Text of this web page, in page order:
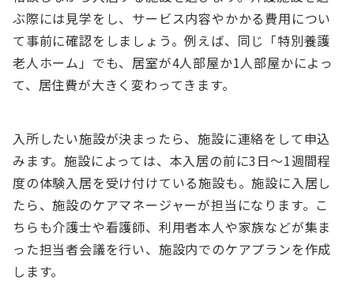
ぶ際には見学をし、サービス内容やかかる費用につい
て事前に確認をしましょう。例えば、同じ「特別養護
老人ホーム」でも、居室が4人部屋か1人部屋かによっ
て、居住費が大きく変わってきます。
入所したい施設が決まったら、施設に連絡をして申込
みます。施設によっては、本入居の前に3日～1週間程
度の体験入居を受け付けている施設も。施設に入居し
たら、施設のケアマネージャーが担当になります。こ
ちらも介護士や看護師、利用者本人や家族などが集ま
った担当者会議を行い、施設内でのケアプランを作成
します。